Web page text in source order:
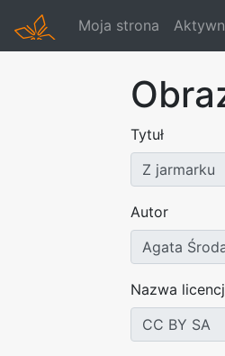
Moja strona
Tytuł
Autor
Nazwa